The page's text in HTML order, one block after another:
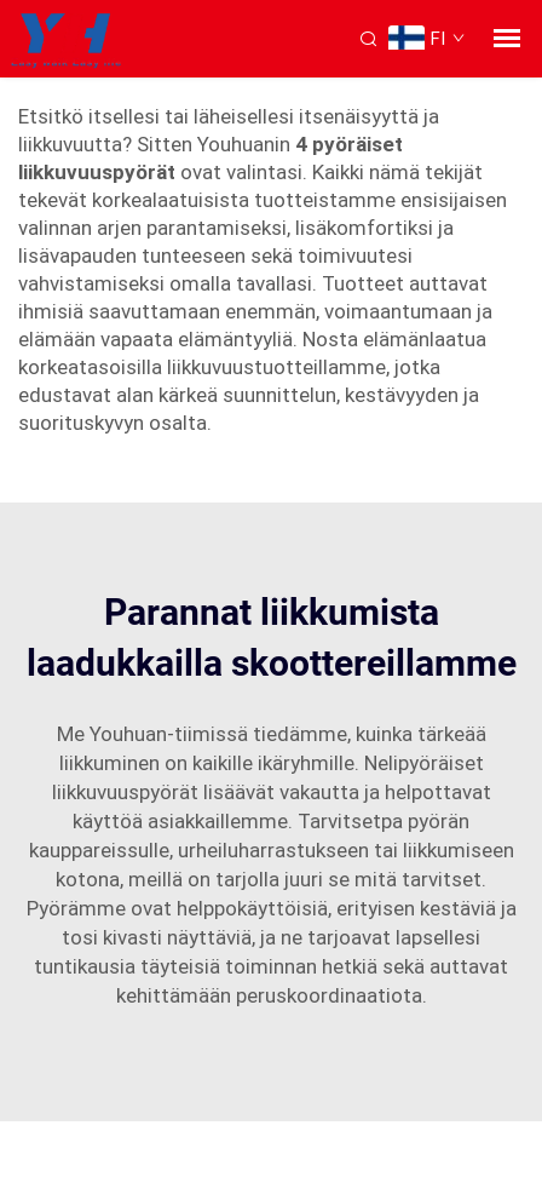
FI
4 pyörällä liikkuv kärrytin
Etsitkö itsellesi tai läheisellesi itsenäisyyttä ja
liikkuvuutta? Sitten Youhuanin 4 pyöräiset
liikkuvuuspyörät ovat valintasi. Kaikki nämä tekijät
tekevät korkealaatuisista tuotteistamme ensisijaisen
valinnan arjen parantamiseksi, lisäkomfortiksi ja
lisävapauden tunteeseen sekä toimivuutesi
vahvistamiseksi omalla tavallasi. Tuotteet auttavat
ihmisiä saavuttamaan enemmän, voimaantumaan ja
elämään vapaata elämäntyyliä. Nosta elämänlaatua
korkeatasoisilla liikkuvuustuotteillamme, jotka
edustavat alan kärkeä suunnittelun, kestävyyden ja
suorituskyvyn osalta.
Parannat liikkumista
laadukkailla skoottereillamme
Me Youhuan-tiimissä tiedämme, kuinka tärkeää
liikkuminen on kaikille ikäryhmille. Nelipyöräiset
liikkuvuuspyörät lisäävät vakautta ja helpottavat
käyttöä asiakkaillemme. Tarvitsetpa pyörän
kauppareissulle, urheiluharrastukseen tai liikkumiseen
kotona, meillä on tarjolla juuri se mitä tarvitset.
Pyörämme ovat helppokäyttöisiä, erityisen kestäviä ja
tosi kivasti näyttäviä, ja ne tarjoavat lapsellesi
tuntikausia täyteisiä toiminnan hetkiä sekä auttavat
kehittämään peruskoordinaatiota.